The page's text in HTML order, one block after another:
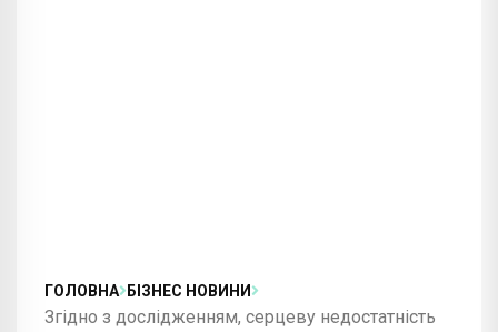
ГОЛОВНА БІЗНЕС НОВИНИ
Згідно з дослідженням, серцеву недостатність